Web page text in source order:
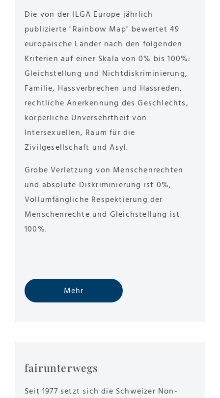
Die von der ILGA Europe jährlich
publizierte "Rainbow Map" bewertet 49
europäische Länder nach den folgenden
Kriterien auf einer Skala von 0% bis 100%:
Gleichstellung und Nichtdiskriminierung,
Familie, Hassverbrechen und Hassreden,
rechtliche Anerkennung des Geschlechts,
körperliche Unversehrtheit von
Intersexuellen, Raum für die
Zivilgesellschaft und Asyl.
Grobe Verletzung von Menschenrechten
und absolute Diskriminierung ist 0%,
Vollumfängliche Respektierung der
Menschenrechte und Gleichstellung ist
100%.
Mehr
fairunterwegs
Seit 1977 setzt sich die Schweizer Non-